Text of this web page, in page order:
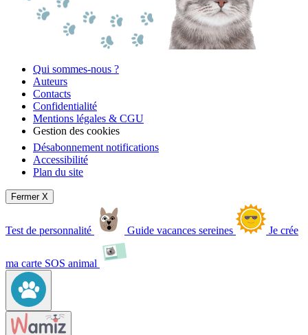
Qui sommes-nous ?
Auteurs
Contacts
Confidentialité
Mentions légales & CGU
Gestion des cookies
Désabonnement notifications
Accessibilité
Plan du site
Fermer X
Test de personnalité Guide vacances sereines Je crée
ma carte SOS animal